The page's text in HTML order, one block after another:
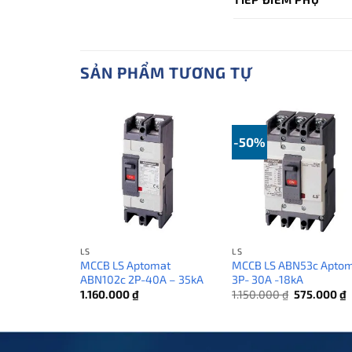
SẢN PHẨM TƯƠNG TỰ
LS
MCCB LS Aptomat
ABN102c 2P-40A – 35kA
1.160.000₫
-50%
LS
MCCB LS ABN53c
3P- 30A -18kA
1.150.000₫ Giá
575.000₫